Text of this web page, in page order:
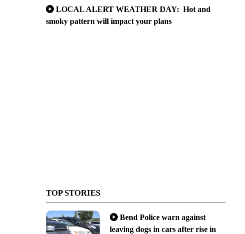
LOCAL ALERT WEATHER DAY: Hot and
smoky pattern will impact your plans
TOP STORIES
Bend Police warn against
leaving dogs in cars after rise in